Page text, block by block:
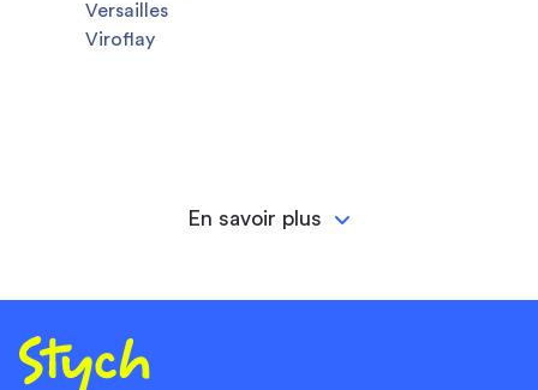
Versailles
Viroflay
En savoir plus